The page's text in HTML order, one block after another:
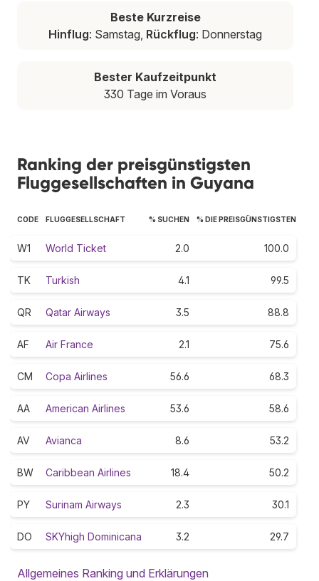
Beste Kurzreise
Hinflug: Samstag, Rückflug: Donnerstag
Bester Kaufzeitpunkt
330 Tage im Voraus
Ranking der preisgünstigsten
Fluggesellschaften in Guyana
CODE FLUGGESELLSCHAFT % SUCHEN % DIE PREISGÜNSTIGSTEN
W1 World Ticket 2.0 100.0
TK Turkish 4.1 99.5
QR Qatar Airways 3.5 88.8
AF Air France 2.1 75.6
CM Copa Airlines 56.6 68.3
AA American Airlines 53.6 58.6
AV Avianca 8.6 53.2
BW Caribbean Airlines 18.4 50.2
PY Surinam Airways 2.3 30.1
DO SKYhigh Dominicana 3.2 29.7
Allgemeines Ranking und Erklärungen